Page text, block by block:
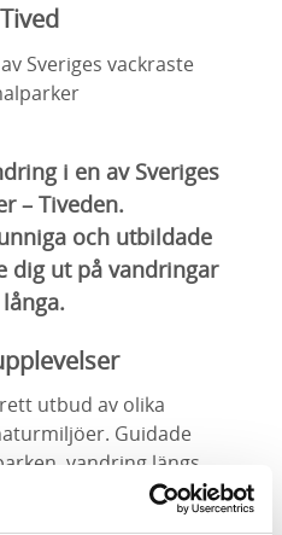
Tived
Sveriges vackraste
i en av Sveriges
– Tiveden.
och utbildade
dig ut på vandringar
upplevelser
utbud av olika
Guidade
vandring längs
bussresa genom Tivedens
magiska